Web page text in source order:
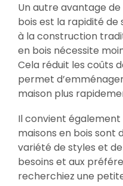
Un autre avantage de
bois est la rapidité
à la construction
en bois nécessite
Cela réduit les coûts
permet
maison plus
Il convient
maisons en bois sont
variété de styles et
besoins et aux
recherchiez une